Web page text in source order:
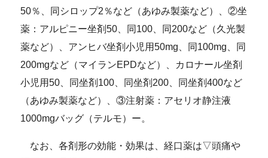
50％、同シロップ2％など（あゆみ製薬など）、②坐
薬：アルピニー坐剤50、同100、同200など（久光製
薬など）、アンヒバ坐剤小児用50mg、同100mg、同
200mgなど（マイランEPDなど）、カロナール坐剤
小児用50、同坐剤100、同坐剤200、同坐剤400など
（あゆみ製薬など）、③注射薬：アセリオ静注液
1000mgバッグ（テルモ）ー。
なお、各剤形の効能・効果は、経口薬は▽頭痛や